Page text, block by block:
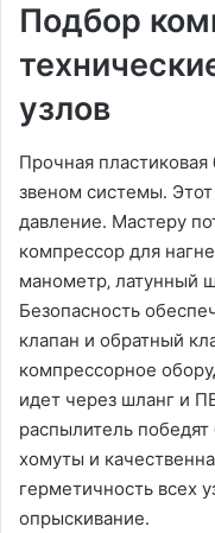
Подбор
узлов
Прочная
звеном системы․
давление․ Мастеру
компрессор для
манометр‚ латунный
Безопасность
клапан и обратный
компрессорное
идет через шланг и
распылитель
хомуты и
герметичность всех
опрыскивание․